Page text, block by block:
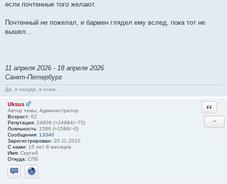
если почтенные того желают.
Почтенный не пожелал, и бармен глядел ему вслед, пока тот не
вышел...
11 апреля 2026 - 18 апреля 2026
Санкт-Петербург
Да, я зануда, я знаю...
Uksus
Автор темы, Администратор
Возраст: 62
Репутация: 24909 (+24984/−75)
Лояльность: 1586 (+1586/−0)
Сообщения: 13340
Зарегистрирован: 20.11.2010
С нами: 15 лет 8 месяцев
Имя: Сергей
Откуда: СПб
Отправить личное сообщение
Сайт
−